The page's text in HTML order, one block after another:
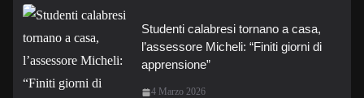
Studenti calabresi tornano a casa,
l’assessore Micheli: “Finiti giorni di
apprensione”
4 Marzo 2026